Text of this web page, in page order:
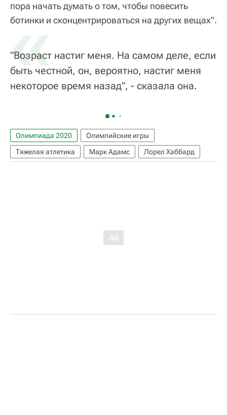
пора начать думать о том, чтобы повесить
ботинки и сконцентрироваться на других вещах".
«
"Возраст настиг меня. На самом деле, если
быть честной, он, вероятно, настиг меня
некоторое время назад", - сказала она.
Олимпиада 2020
Олимпийские игры
Тяжелая атлетика
Марк Адамс Лорел Хаббард